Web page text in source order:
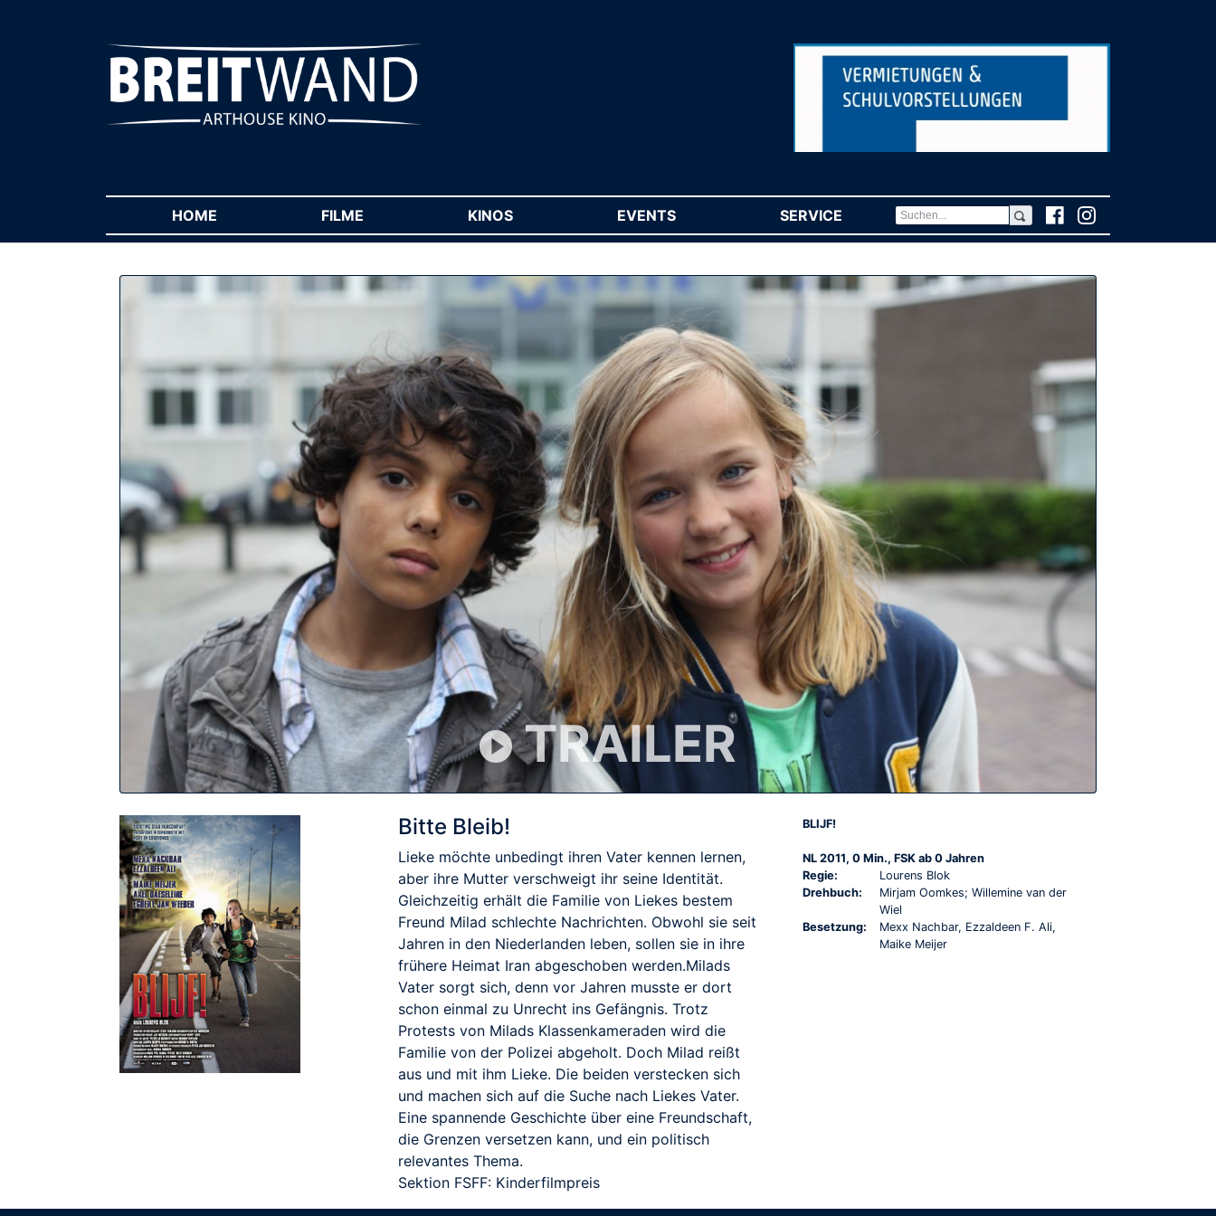
HOME FILME KINOS EVENTS SERVICE (CURRENT)
TRAILER
Bitte Bleib!
Lieke möchte unbedingt ihren Vater kennen lernen,
aber ihre Mutter verschweigt ihr seine Identität.
Gleichzeitig erhält die Familie von Liekes bestem
Freund Milad schlechte Nachrichten. Obwohl sie seit
Jahren in den Niederlanden leben, sollen sie in ihre
frühere Heimat Iran abgeschoben werden.Milads
Vater sorgt sich, denn vor Jahren musste er dort
schon einmal zu Unrecht ins Gefängnis. Trotz
Protests von Milads Klassenkameraden wird die
Familie von der Polizei abgeholt. Doch Milad reißt
aus und mit ihm Lieke. Die beiden verstecken sich
und machen sich auf die Suche nach Liekes Vater.
Eine spannende Geschichte über eine Freundschaft,
die Grenzen versetzen kann, und ein politisch
relevantes Thema.
Sektion FSFF: Kinderfilmpreis
BLIJF!
NL 2011, 0 Min., FSK ab 0 Jahren
Regie:
Lourens Blok
Drehbuch:
Mirjam Oomkes; Willemine van der
Wiel
Besetzung:
Mexx Nachbar, Ezzaldeen F. Ali,
Maike Meijer